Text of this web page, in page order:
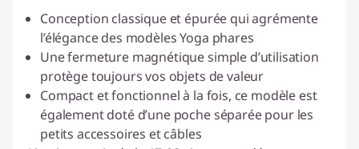
Conception classique et épurée qui agrémente
l’élégance des modèles Yoga phares
Une fermeture magnétique simple d’utilisation
protège toujours vos objets de valeur
Compact et fonctionnel à la fois, ce modèle est
également doté d’une poche séparée pour les
petits accessoires et câbles